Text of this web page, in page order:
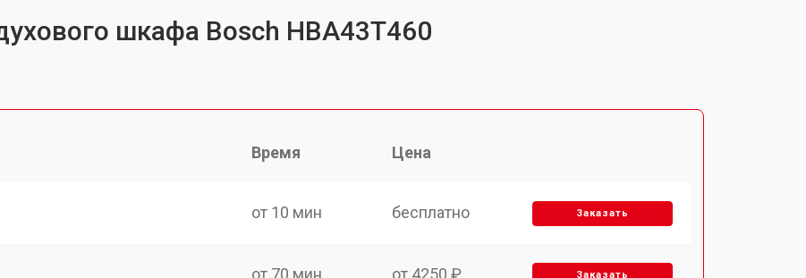
шкафа Bosch HBA43T460
Время Цена
от 10 мин бесплатно Заказать
от 70 мин от 4250 ₽ Заказать